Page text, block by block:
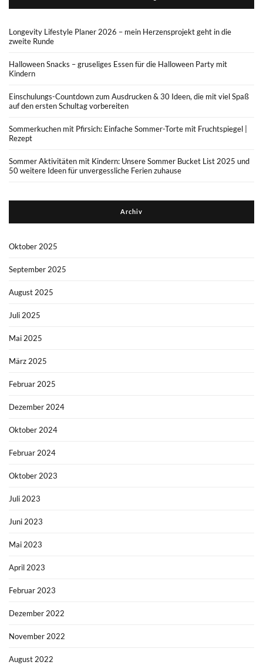
Longevity Lifestyle Planer 2026 – mein Herzensprojekt geht in die
zweite Runde
Halloween Snacks – gruseliges Essen für die Halloween Party mit
Kindern
Einschulungs-Countdown zum Ausdrucken & 30 Ideen, die mit viel Spaß
auf den ersten Schultag vorbereiten
Sommerkuchen mit Pfirsich: Einfache Sommer-Torte mit Fruchtspiegel |
Rezept
Sommer Aktivitäten mit Kindern: Unsere Sommer Bucket List 2025 und
50 weitere Ideen für unvergessliche Ferien zuhause
Archiv
Oktober 2025
September 2025
August 2025
Juli 2025
Mai 2025
März 2025
Februar 2025
Dezember 2024
Oktober 2024
Februar 2024
Oktober 2023
Juli 2023
Juni 2023
Mai 2023
April 2023
Februar 2023
Dezember 2022
November 2022
August 2022